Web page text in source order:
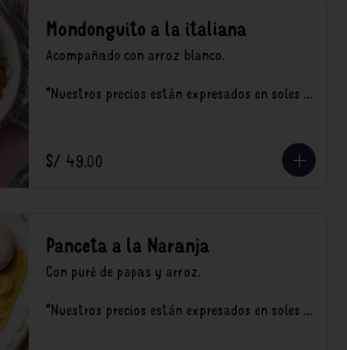
Mondonguito a la italiana
Acompañado con arroz blanco.
*Nuestros precios están expresados en soles e
S/ 49.00
Panceta a la Naranja
Con puré de papas y arroz.
*Nuestros precios están expresados en soles e